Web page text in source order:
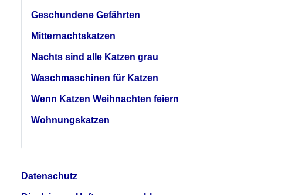
Geschundene Gefährten
Mitternachtskatzen
Nachts sind alle Katzen grau
Waschmaschinen für Katzen
Wenn Katzen Weihnachten feiern
Wohnungskatzen
Datenschutz